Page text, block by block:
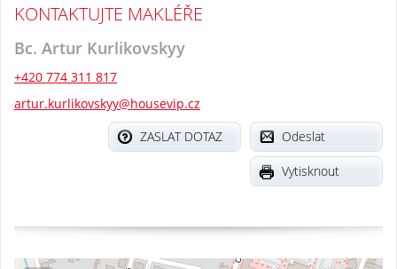
KONTAKTUJTE MAKLÉŘE
Bc. Artur Kurlikovskyy
+420 774 311 817
artur.kurlikovskyy@housevip.cz
Odeslat
ZASLAT DOTAZ
Vytisknout